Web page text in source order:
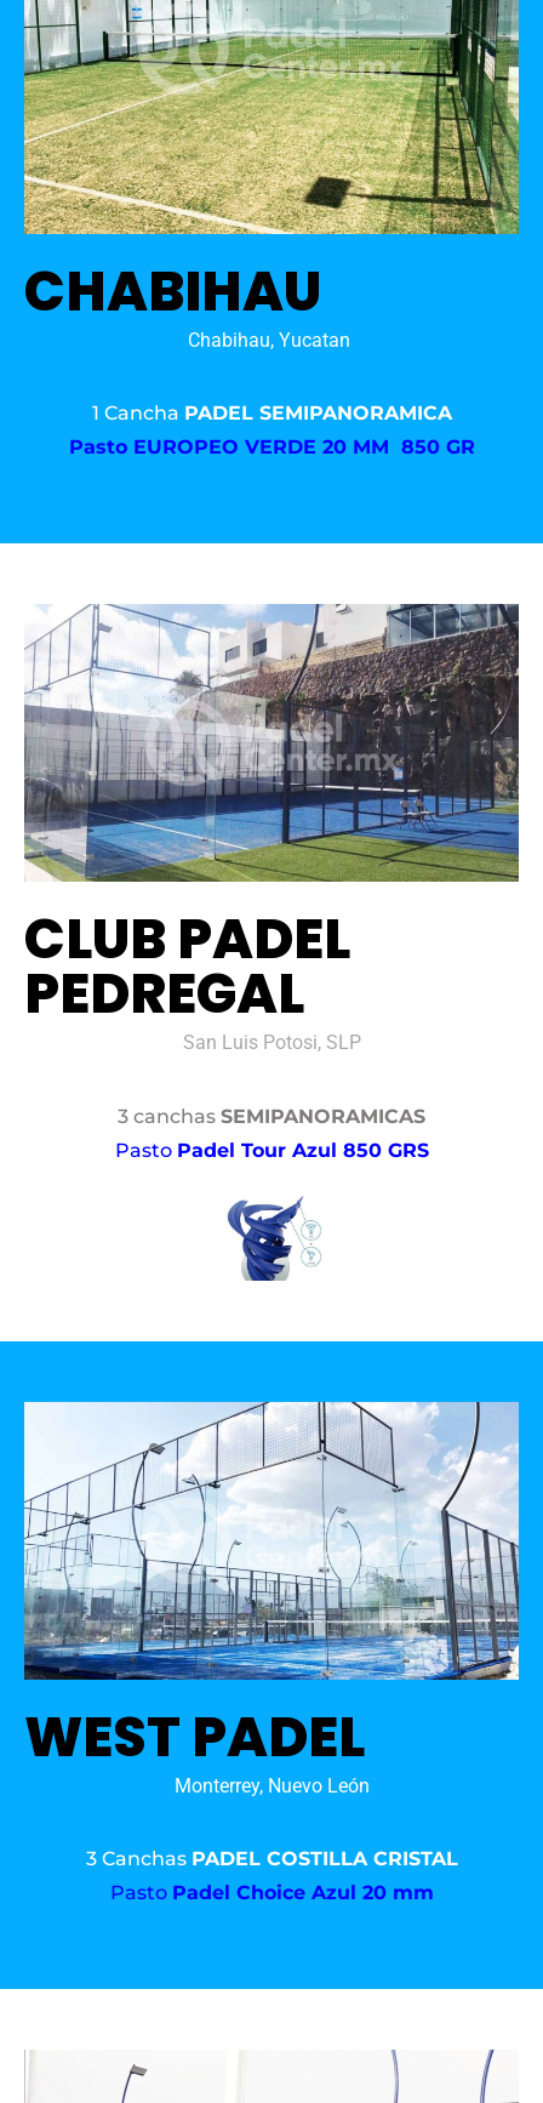
CHABIHAU
Chabihau, Yucatan
1 Cancha PADEL SEMIPANORAMICA
Pasto EUROPEO VERDE 20 MM 850 GR
CLUB PADEL
PEDREGAL
San Luis Potosi, SLP
3 canchas SEMIPANORAMICAS
Pasto Padel Tour Azul 850 GRS
WEST PADEL
Monterrey, Nuevo León
3 Canchas PADEL COSTILLA CRISTAL
Pasto Padel Choice Azul 20 mm